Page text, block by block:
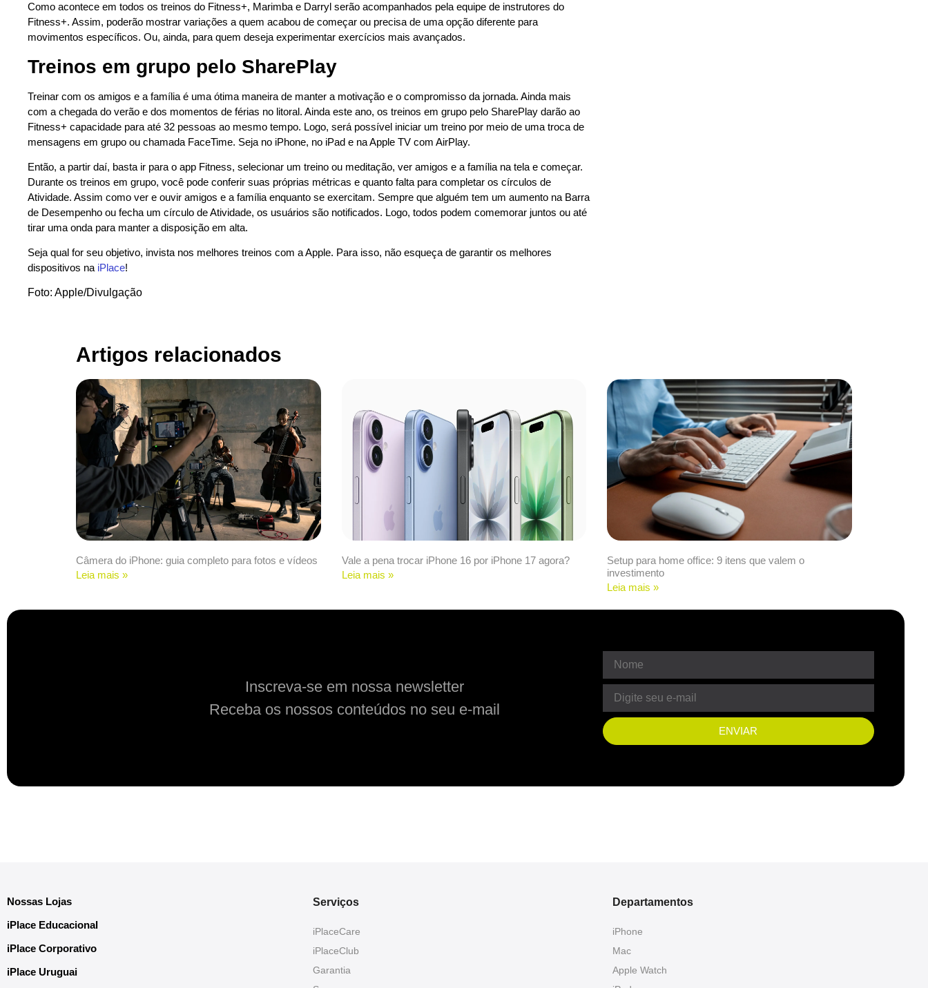
Como acontece em todos os treinos do Fitness+, Marimba e Darryl serão acompanhados pela equipe de instrutores do
Fitness+. Assim, poderão mostrar variações a quem acabou de começar ou precisa de uma opção diferente para
movimentos específicos. Ou, ainda, para quem deseja experimentar exercícios mais avançados.
Treinos em grupo pelo SharePlay
Treinar com os amigos e a família é uma ótima maneira de manter a motivação e o compromisso da jornada. Ainda mais
com a chegada do verão e dos momentos de férias no litoral. Ainda este ano, os treinos em grupo pelo SharePlay darão ao
Fitness+ capacidade para até 32 pessoas ao mesmo tempo. Logo, será possível iniciar um treino por meio de uma troca de
mensagens em grupo ou chamada FaceTime. Seja no iPhone, no iPad e na Apple TV com AirPlay.
Então, a partir daí, basta ir para o app Fitness, selecionar um treino ou meditação, ver amigos e a família na tela e começar.
Durante os treinos em grupo, você pode conferir suas próprias métricas e quanto falta para completar os círculos de
Atividade. Assim como ver e ouvir amigos e a família enquanto se exercitam. Sempre que alguém tem um aumento na Barra
de Desempenho ou fecha um círculo de Atividade, os usuários são notificados. Logo, todos podem comemorar juntos ou até
tirar uma onda para manter a disposição em alta.
Seja qual for seu objetivo, invista nos melhores treinos com a Apple. Para isso, não esqueça de garantir os melhores
dispositivos na iPlace!
Foto: Apple/Divulgação
Artigos relacionados
Câmera do iPhone: guia completo para fotos e vídeos
Leia mais »
Vale a pena trocar iPhone 16 por iPhone 17 agora?
Leia mais »
Setup para home office: 9 itens que valem o
investimento
Leia mais »
Inscreva-se em nossa newsletter
Receba os nossos conteúdos no seu e-mail
ENVIAR
Nossas Lojas
iPlace Educacional
iPlace Corporativo
iPlace Uruguai
Serviços
iPlaceCare
iPlaceClub
Garantia
Departamentos
iPhone
Mac
Apple Watch